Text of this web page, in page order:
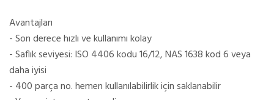
Avantajları
- Son derece hızlı ve kullanımı kolay
- Saflık seviyesi: ISO 4406 kodu 16/12, NAS 1638 kod 6 veya
daha iyisi
- 400 parça no. hemen kullanılabilirlik için saklanabilir